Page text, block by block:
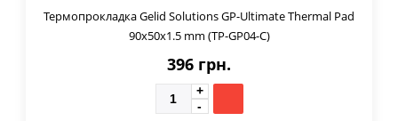
Термопрокладка Gelid Solutions GP-Ultimate Thermal Pad
90x50x1.5 mm (TP-GP04-C)
396 грн.